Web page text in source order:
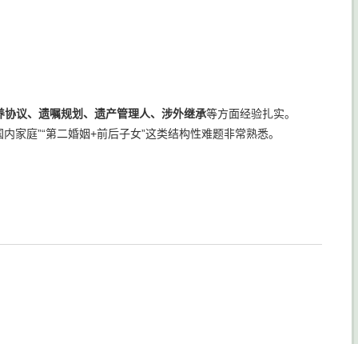
议、遗嘱规划、遗产管理人、涉外继承等方面经验扎实。
家庭”“第二婚姻+前后子女”这类结构性难题非常熟悉。